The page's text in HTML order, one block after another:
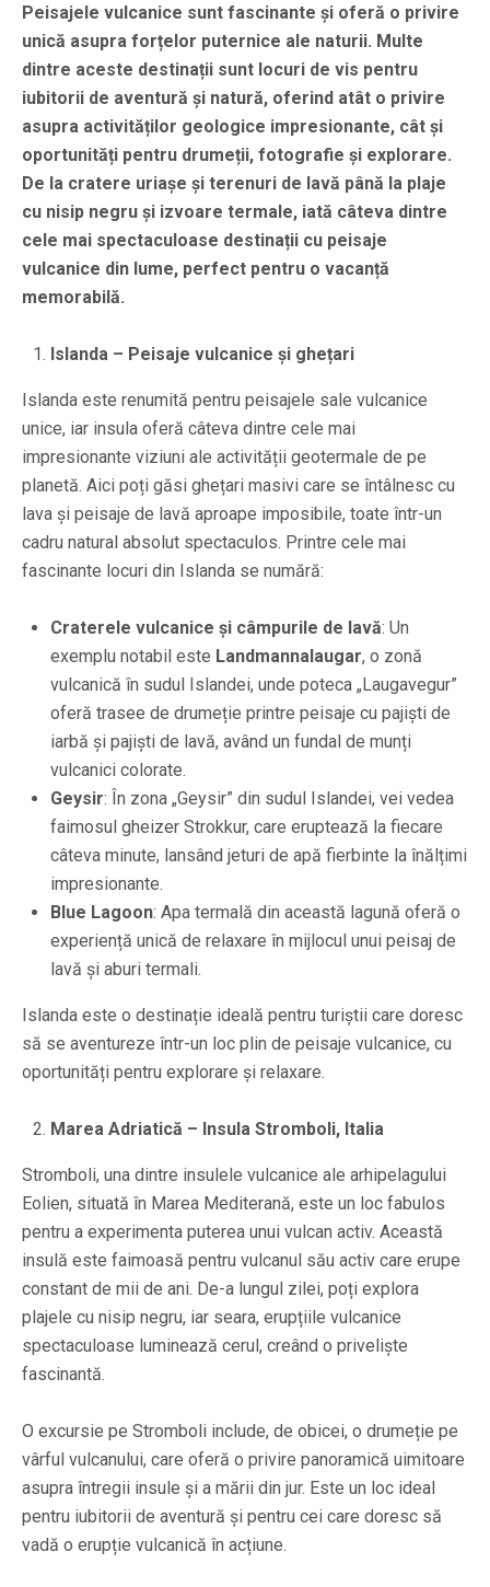
Peisajele vulcanice sunt fascinante și oferă o privire
unică asupra forțelor puternice ale naturii. Multe
dintre aceste destinații sunt locuri de vis pentru
iubitorii de aventură și natură, oferind atât o privire
asupra activităților geologice impresionante, cât și
oportunități pentru drumeții, fotografie și explorare.
De la cratere uriașe și terenuri de lavă până la plaje
cu nisip negru și izvoare termale, iată câteva dintre
cele mai spectaculoase destinații cu peisaje
vulcanice din lume, perfect pentru o vacanță
memorabilă.
Islanda – Peisaje vulcanice și ghețari
Islanda este renumită pentru peisajele sale vulcanice
unice, iar insula oferă câteva dintre cele mai
impresionante viziuni ale activității geotermale de pe
planetă. Aici poți găsi ghețari masivi care se întâlnesc cu
lava și peisaje de lavă aproape imposibile, toate într-un
cadru natural absolut spectaculos. Printre cele mai
fascinante locuri din Islanda se numără:
Craterele vulcanice și câmpurile de lavă: Un
exemplu notabil este Landmannalaugar, o zonă
vulcanică în sudul Islandei, unde poteca „Laugavegur”
oferă trasee de drumeție printre peisaje cu pajiști de
iarbă și pajiști de lavă, având un fundal de munți
vulcanici colorate.
Geysir: În zona „Geysir” din sudul Islandei, vei vedea
faimosul gheizer Strokkur, care eruptează la fiecare
câteva minute, lansând jeturi de apă fierbinte la înălțimi
impresionante.
Blue Lagoon: Apa termală din această lagună oferă o
experiență unică de relaxare în mijlocul unui peisaj de
lavă și aburi termali.
Islanda este o destinație ideală pentru turiștii care doresc
să se aventureze într-un loc plin de peisaje vulcanice, cu
oportunități pentru explorare și relaxare.
Marea Adriatică – Insula Stromboli, Italia
Stromboli, una dintre insulele vulcanice ale arhipelagului
Eolien, situată în Marea Mediterană, este un loc fabulos
pentru a experimenta puterea unui vulcan activ. Această
insulă este faimoasă pentru vulcanul său activ care erupe
constant de mii de ani. De-a lungul zilei, poți explora
plajele cu nisip negru, iar seara, erupțiile vulcanice
spectaculoase luminează cerul, creând o priveliște
fascinantă.
O excursie pe Stromboli include, de obicei, o drumeție pe
vârful vulcanului, care oferă o privire panoramică uimitoare
asupra întregii insule și a mării din jur. Este un loc ideal
pentru iubitorii de aventură și pentru cei care doresc să
vadă o erupție vulcanică în acțiune.